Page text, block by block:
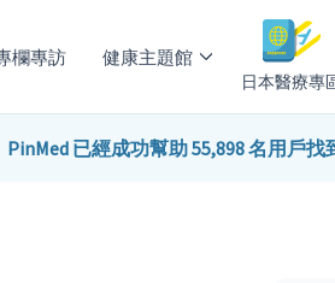
欄專訪 健康主題館
日本醫療專
PinMed 已經成功幫助 55,898 名用戶